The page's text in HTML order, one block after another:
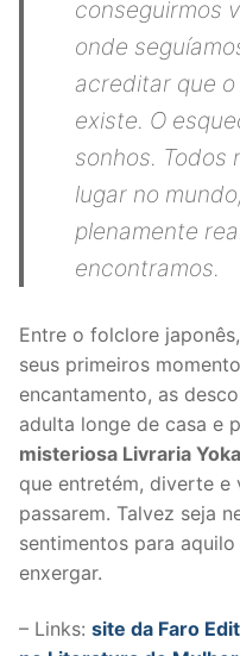
conseguirmos
onde
acreditar que
existe. O
sonhos. Todos
lugar no
plenamente
encontramos.
Entre o folclore
seus primeiros
encantamento, as
adulta longe de casa e
misteriosa Livraria
que entretém, diverte e
passarem. Talvez seja
sentimentos para
enxergar.
– Links: site da Faro